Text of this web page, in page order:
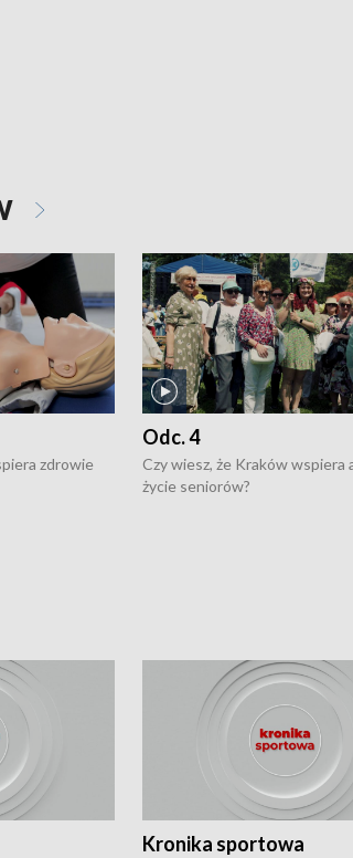
zdrowie
Odc. 4
Czy wiesz, że Kraków wspiera
życie seniorów?
Kronika sportowa